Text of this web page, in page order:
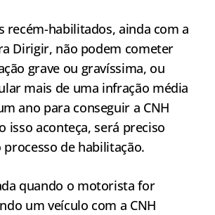
recém-habilitados, ainda com a
Dirigir, não podem cometer
grave ou gravíssima, ou
mais de uma infração média
ano para conseguir a CNH
isso aconteça, será preciso
de habilitação.
quando o motorista for
um veículo com a CNH